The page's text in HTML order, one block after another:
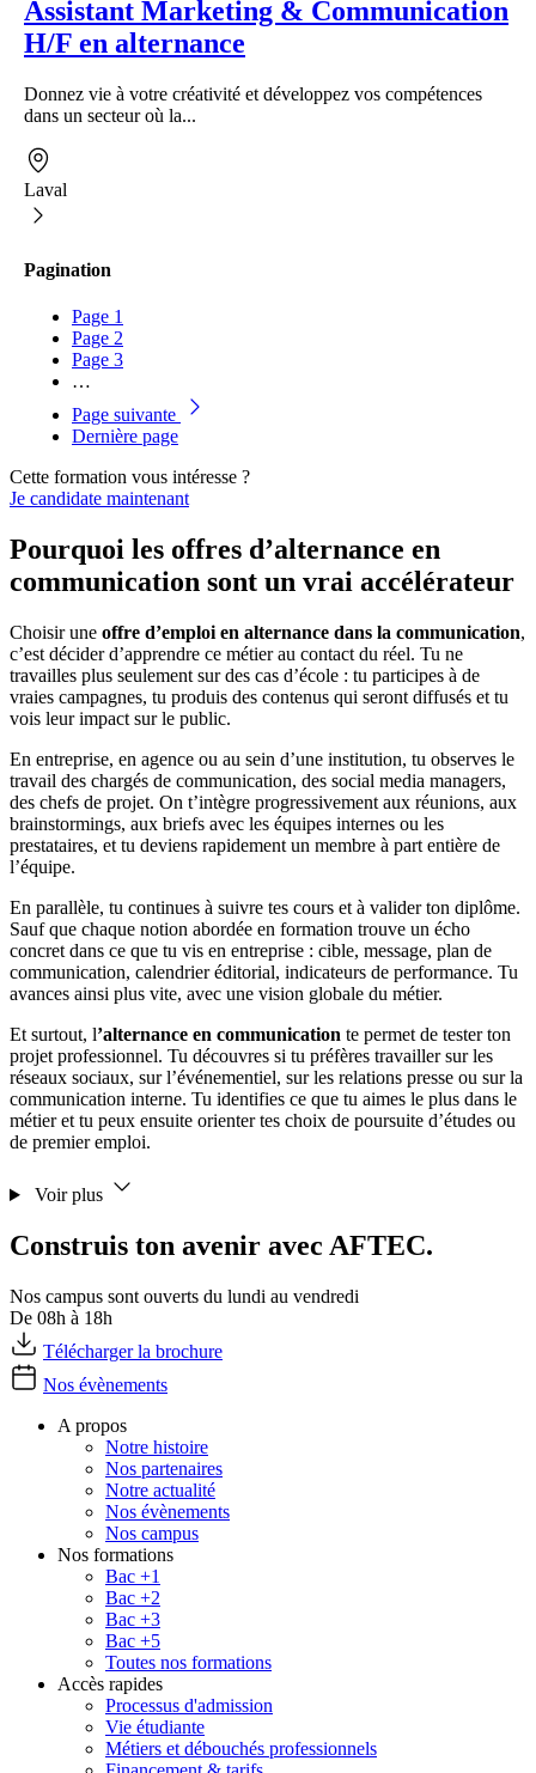
Assistant Marketing & Communication
H/F en alternance
Donnez vie à votre créativité et développez vos compétences
dans un secteur où la...
Laval
Pagination
Page 1
Page 2
Page 3
…
Page suivante
Dernière page
Cette formation vous intéresse ?
Je candidate maintenant
Pourquoi les offres d’alternance en
communication sont un vrai accélérateur
Choisir une offre d’emploi en alternance dans la communication,
c’est décider d’apprendre ce métier au contact du réel. Tu ne
travailles plus seulement sur des cas d’école : tu participes à de
vraies campagnes, tu produis des contenus qui seront diffusés et tu
vois leur impact sur le public.
En entreprise, en agence ou au sein d’une institution, tu observes le
travail des chargés de communication, des social media managers,
des chefs de projet. On t’intègre progressivement aux réunions, aux
brainstormings, aux briefs avec les équipes internes ou les
prestataires, et tu deviens rapidement un membre à part entière de
l’équipe.
En parallèle, tu continues à suivre tes cours et à valider ton diplôme.
Sauf que chaque notion abordée en formation trouve un écho
concret dans ce que tu vis en entreprise : cible, message, plan de
communication, calendrier éditorial, indicateurs de performance. Tu
avances ainsi plus vite, avec une vision globale du métier.
Et surtout, l’alternance en communication te permet de tester ton
projet professionnel. Tu découvres si tu préfères travailler sur les
réseaux sociaux, sur l’événementiel, sur les relations presse ou sur la
communication interne. Tu identifies ce que tu aimes le plus dans le
métier et tu peux ensuite orienter tes choix de poursuite d’études ou
de premier emploi.
Voir plus
Construis ton avenir avec AFTEC.
Nos campus sont ouverts du lundi au vendredi
De 08h à 18h
Télécharger la brochure
Nos évènements
A propos
Notre histoire
Nos partenaires
Notre actualité
Nos évènements
Nos campus
Nos formations
Bac +1
Bac +2
Bac +3
Bac +5
Toutes nos formations
Accès rapides
Processus d'admission
Vie étudiante
Métiers et débouchés professionnels